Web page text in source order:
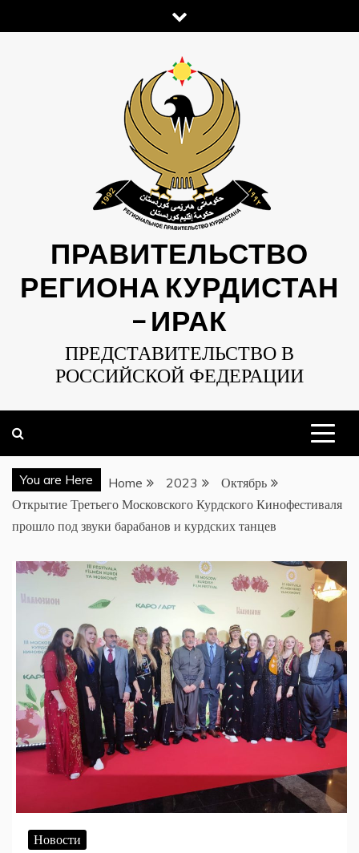
to
ПРАВИТЕЛЬСТВО
РЕГИОНА КУРДИСТАН
— ИРАК
ПРЕДСТАВИТЕЛЬСТВО В
РОССИЙСКОЙ ФЕДЕРАЦИИ
You are Here Home 2023
Октябрь
Открытие Третьего Московского Курдского Кинофестиваля
прошло под звуки барабанов и курдских танцев
Новости